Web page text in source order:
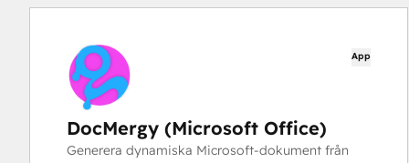
App
DocMergy (Microsoft Office)
Generera dynamiska Microsoft-dokument från